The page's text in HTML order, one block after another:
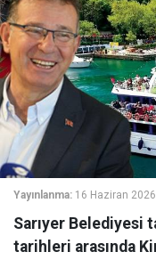
Yayınlanma: 16 Haziran 2026
Sarıyer Belediyesi
tarihleri arasında